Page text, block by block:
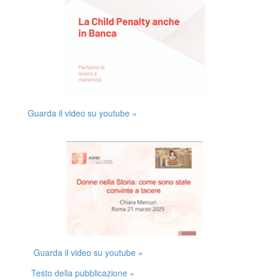
Guarda il video su youtube »
Guarda il video su youtube »
Testo della pubblicazione »